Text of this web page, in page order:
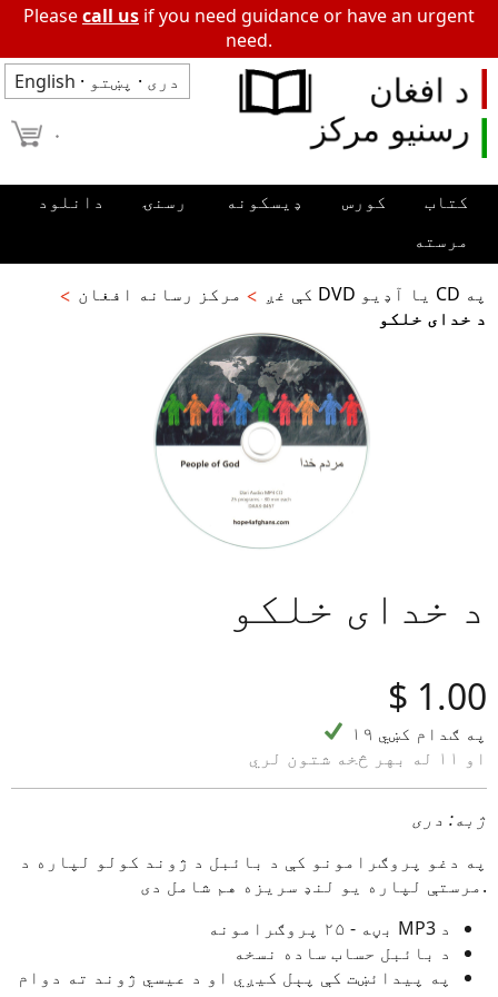
Pleasecall us if you need guidance or have an urgent
need.
English · دری · پښتو
۰
کتاب کورس ډیسکونه رسنۍ
دانلود
مرسته
مرکز رسانه افغان
په CD یا آډیو DVD کې غږ
د خدای خلکو
د خدای خلکو
‎$ 1.00
۱۹ په ګدام کښي
او ۱۱ له بهر څخه شتون لري
ژبه: دری
په دغو پروګرامونو کې د بائبل د ژوند کولو لپاره د
مرستې لپاره یو لنډ سریزه هم شامل دی.
د MP3 بڼه - ۲۵ پروګرامونه
د بائبل حساب ساده نسخه
په پیدائښت کې پېل کیږي او د عیسي ژوند ته دوام